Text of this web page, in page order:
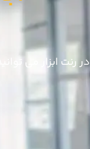
در رنت ابزار می